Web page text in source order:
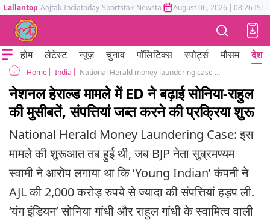
Lallantop Aajtak Indiatoday Sportstak Newstak Mumbai Tak Astrotak
August 06, 2026 | 08:26 IST
होम लेटेस्ट न्यूज़ चुनाव पॉलिटिक्स स्पोर्ट्स मौसम देश
Home India National Herald money laundering case ED takes a big action Rahul and sonia gandhi
नेशनल हेराल्ड मामले में ED ने बढ़ाई सोनिया-राहुल
की मुसीबतें, संपत्तियां जब्त करने की प्रक्रिया शुरू
National Herald Money Laundering Case: इस
मामले की शुरूआत तब हुई थी, जब BJP नेता सुब्रमण्यम
स्वामी ने आरोप लगाया था कि ‘Young Indian’ कंपनी ने
AJL की 2,000 करोड़ रुपये से ज्यादा की संपत्तियां हड़प ली.
‘यंग इंडियन’ सोनिया गांधी और राहुल गांधी के स्वामित्व वाली